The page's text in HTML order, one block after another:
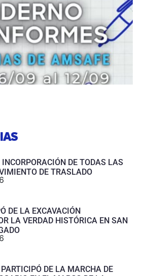
DE TODAS LAS
DE TRASLADO
DE LA EXCAVACIÓN
LA VERDAD HISTÓRICA EN SAN
DE LA MARCHA DE